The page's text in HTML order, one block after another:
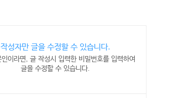
작성자만 글을 수정할 수 있습니다.
이라면, 글 작성시 입력한 비밀번호를 입력하여
글을 수정할 수 있습니다.